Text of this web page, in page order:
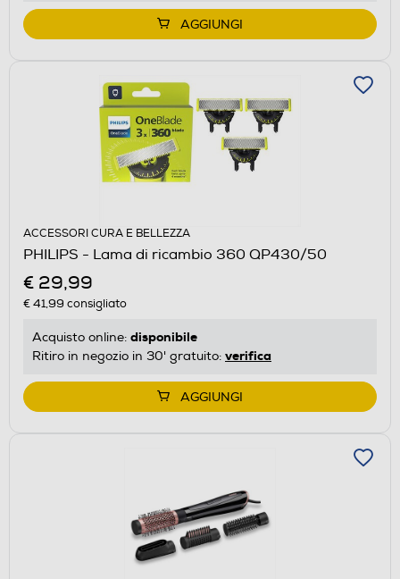
AGGIUNGI
ACCESSORI CURA E BELLEZZA
PHILIPS - Lama di ricambio 360 QP430/50
€ 29,99
€ 41,99 consigliato
Acquisto online: disponibile
Ritiro in negozio in 30' gratuito: verifica
AGGIUNGI